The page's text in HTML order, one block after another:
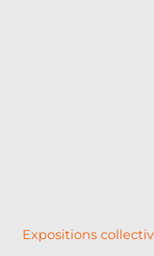
Expositions